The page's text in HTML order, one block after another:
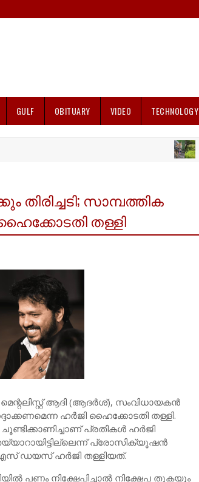
GULF OBITUARY VIDEO TECHNOLOGY
KERALA
തിരിച്ചടി; സാമ്പത്തിക
ഹൈക്കോടതി തള്ളി
മെന്റലിസ്റ്റ് ആദി (ആദർശ്), സംവിധായകൻ
ഹർജി ഹൈക്കോടതി തള്ളി.
ചൂണ്ടിക്കാണിച്ചാണ് പ്രതികൾ ഹർജി
പ്രോസിക്യൂഷൻ
ഡയസ് ഹർജി തള്ളിയത്.
പണം നിക്ഷേപിച്ചാൽ നിക്ഷേപ തുകയും